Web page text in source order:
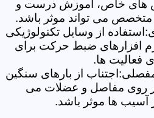
های خاص، آموزش درست و
می تواند موثر باشد.
از وسایل تکنولوژیکی
افزارهای ضبط حرکت برای
فعالیت ها.
از بارهای سنگین
روی مفاصل و عضلات می
آسیب ها موثر باشد.